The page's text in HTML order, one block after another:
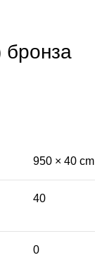
950 × 40 cm
40
0